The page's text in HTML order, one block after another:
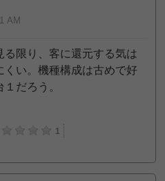
AM
限り、客に還元する気は
くい。機種構成は古めで好
だろう。
1